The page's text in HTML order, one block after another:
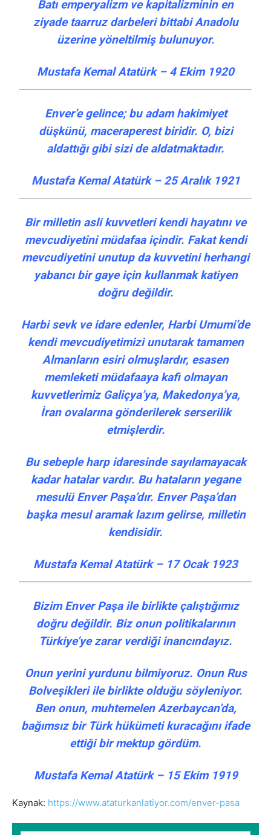
Batı emperyalizm ve kapitalizminin en
ziyade taarruz darbeleri bittabi Anadolu
üzerine yöneltilmiş bulunuyor.
Mustafa Kemal Atatürk – 4 Ekim 1920
Enver’e gelince; bu adam hakimiyet
düşkünü, maceraperest biridir. O, bizi
aldattığı gibi sizi de aldatmaktadır.
Mustafa Kemal Atatürk – 25 Aralık 1921
Bir milletin asli kuvvetleri kendi hayatını ve
mevcudiyetini müdafaa içindir. Fakat kendi
mevcudiyetini unutup da kuvvetini herhangi
yabancı bir gaye için kullanmak katiyen
doğru değildir.
Harbi sevk ve idare edenler, Harbi Umumi’de
kendi mevcudiyetimizi unutarak tamamen
Almanların esiri olmuşlardır, esasen
memleketi müdafaaya kafi olmayan
kuvvetlerimiz Galiçya’ya, Makedonya’ya,
İran ovalarına gönderilerek serserilik
etmişlerdir.
Bu sebeple harp idaresinde sayılamayacak
kadar hatalar vardır. Bu hataların yegane
mesulü Enver Paşa’dır. Enver Paşa’dan
başka mesul aramak lazım gelirse, milletin
kendisidir.
Mustafa Kemal Atatürk – 17 Ocak 1923
Bizim Enver Paşa ile birlikte çalıştığımız
doğru değildir. Biz onun politikalarının
Türkiye’ye zarar verdiği inancındayız.
Onun yerini yurdunu bilmiyoruz. Onun Rus
Bolveşikleri ile birlikte olduğu söyleniyor.
Ben onun, muhtemelen Azerbaycan’da,
bağımsız bir Türk hükümeti kuracağını ifade
ettiği bir mektup gördüm.
Mustafa Kemal Atatürk – 15 Ekim 1919
Kaynak: https://www.ataturkanlatiyor.com/enver-pasa